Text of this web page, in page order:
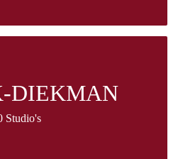
DIEKMAN
Studio's